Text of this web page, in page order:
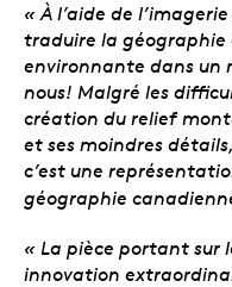
« À l’aide de
traduire la géographie
environnante dans un
nous! Malgré les
création du relief
et ses moindres
c’est une
géographie
« La pièce portant sur
innovation